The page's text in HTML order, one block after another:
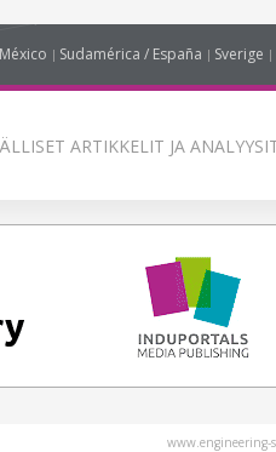
México Sudamérica / España Sverige
ARTIKKELIT JA
www.engineering-